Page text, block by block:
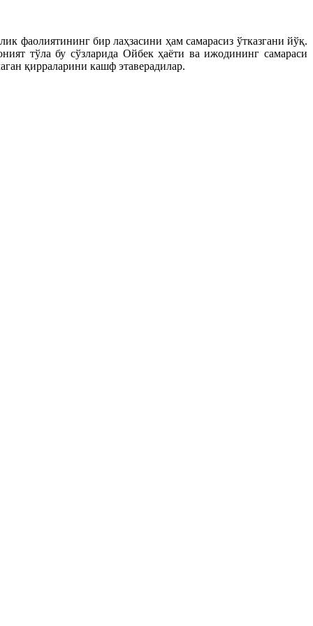
фаолиятининг бир лаҳзасини ҳам самарасиз ўтказгани йўқ.
тўла бу сўзларида Ойбек ҳаёти ва ижодининг самараси
қирраларини кашф этаверадилар.